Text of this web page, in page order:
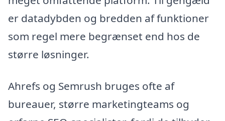
er datadybden og bredden af funktioner
som regel mere begrænset end hos de
større løsninger.
Ahrefs og Semrush bruges ofte af
bureauer, større marketingteams og